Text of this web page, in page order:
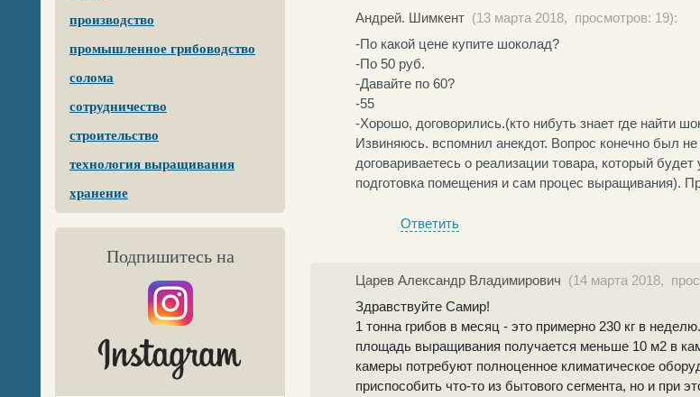
производство
промышленное грибоводство
солома
сотрудничество
строительство
технология выращивания
хранение
Подпишитесь на
Андрей. Шимкент (13 марта 2018, просмотров: 19):
-По какой цене купите шоколад?
-По 50 руб.
-Давайте по 60?
-55
-Хорошо, договорились.(кто нибуть знает где найти
Извиняюсь. вспомнил анекдот. Вопрос конечно был
договариваетесь о реализации товара, который
подготовка помещения и сам процес выращивания).
Ответить
Царев Александр Владимирович (14 марта 2018,
Здравствуйте Самир!
1 тонна грибов в месяц - это примерно 230 кг в
площадь выращивания получается меньше 10 м2 в
камеры потребуют полноценное климатическое
приспособить что-то из бытового сегмента, но и при